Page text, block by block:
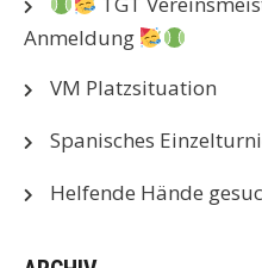
Anmeldung
VM Platzsituation
Spanisches
Helfende Hände